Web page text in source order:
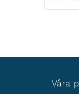
Våra